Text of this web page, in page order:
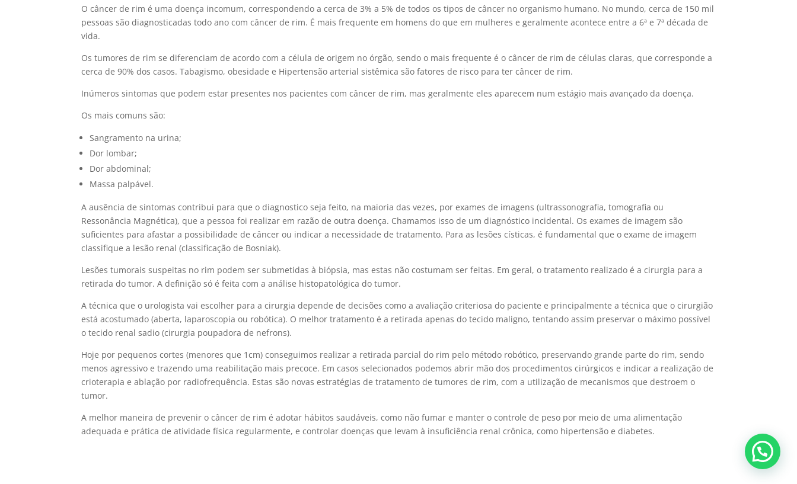
O câncer de rim é uma doença incomum, correspondendo a cerca de 3% a 5% de todos os tipos de câncer no organismo humano. No mundo, cerca de 150 mil
pessoas são diagnosticadas todo ano com câncer de rim. É mais frequente em homens do que em mulheres e geralmente acontece entre a 6ª e 7ª década de
vida.
Os tumores de rim se diferenciam de acordo com a célula de origem no órgão, sendo o mais frequente é o câncer de rim de células claras, que corresponde a
cerca de 90% dos casos. Tabagismo, obesidade e Hipertensão arterial sistêmica são fatores de risco para ter câncer de rim.
Inúmeros sintomas que podem estar presentes nos pacientes com câncer de rim, mas geralmente eles aparecem num estágio mais avançado da doença.
Os mais comuns são:
Sangramento na urina;
Dor lombar;
Dor abdominal;
Massa palpável.
A ausência de sintomas contribui para que o diagnostico seja feito, na maioria das vezes, por exames de imagens (ultrassonografia, tomografia ou
Ressonância Magnética), que a pessoa foi realizar em razão de outra doença. Chamamos isso de um diagnóstico incidental. Os exames de imagem são
suficientes para afastar a possibilidade de câncer ou indicar a necessidade de tratamento. Para as lesões císticas, é fundamental que o exame de imagem
classifique a lesão renal (classificação de Bosniak).
Lesões tumorais suspeitas no rim podem ser submetidas à biópsia, mas estas não costumam ser feitas. Em geral, o tratamento realizado é a cirurgia para a
retirada do tumor. A definição só é feita com a análise histopatológica do tumor.
A técnica que o urologista vai escolher para a cirurgia depende de decisões como a avaliação criteriosa do paciente e principalmente a técnica que o cirurgião
está acostumado (aberta, laparoscopia ou robótica). O melhor tratamento é a retirada apenas do tecido maligno, tentando assim preservar o máximo possível
o tecido renal sadio (cirurgia poupadora de nefrons).
Hoje por pequenos cortes (menores que 1cm) conseguimos realizar a retirada parcial do rim pelo método robótico, preservando grande parte do rim, sendo
menos agressivo e trazendo uma reabilitação mais precoce. Em casos selecionados podemos abrir mão dos procedimentos cirúrgicos e indicar a realização de
crioterapia e ablação por radiofrequência. Estas são novas estratégias de tratamento de tumores de rim, com a utilização de mecanismos que destroem o
tumor.
A melhor maneira de prevenir o câncer de rim é adotar hábitos saudáveis, como não fumar e manter o controle de peso por meio de uma alimentação
adequada e prática de atividade física regularmente, e controlar doenças que levam à insuficiência renal crônica, como hipertensão e diabetes.